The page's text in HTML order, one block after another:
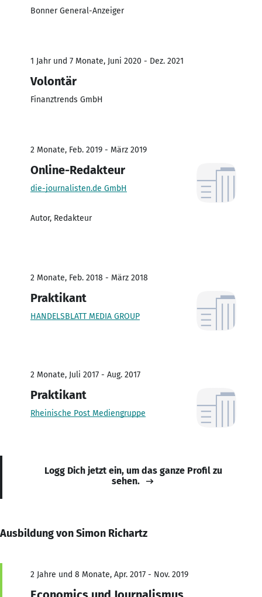
Bonner General-Anzeiger
1 Jahr und 7 Monate, Juni 2020 - Dez. 2021
Volontär
Finanztrends GmbH
2 Monate, Feb. 2019 - März 2019
Online-Redakteur
die-journalisten.de GmbH
Autor, Redakteur
2 Monate, Feb. 2018 - März 2018
Praktikant
HANDELSBLATT MEDIA GROUP
2 Monate, Juli 2017 - Aug. 2017
Praktikant
Rheinische Post Mediengruppe
Logg Dich jetzt ein, um das ganze Profil zu
sehen.
Ausbildung von Simon Richartz
2 Jahre und 8 Monate, Apr. 2017 - Nov. 2019